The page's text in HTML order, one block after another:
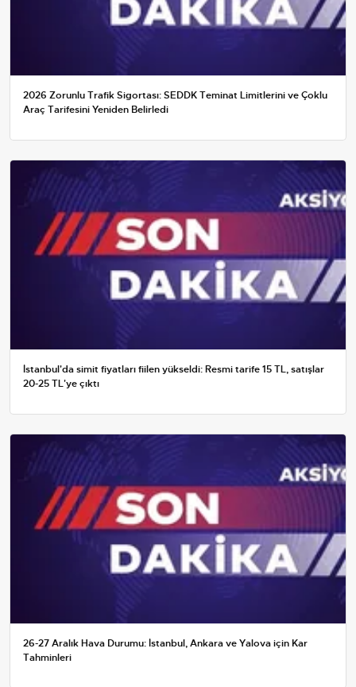
2026 Zorunlu Trafik Sigortası: SEDDK Teminat Limitlerini ve Çoklu
Araç Tarifesini Yeniden Belirledi
İstanbul'da simit fiyatları fiilen yükseldi: Resmi tarife 15 TL, satışlar
20-25 TL'ye çıktı
26-27 Aralık Hava Durumu: İstanbul, Ankara ve Yalova için Kar
Tahminleri